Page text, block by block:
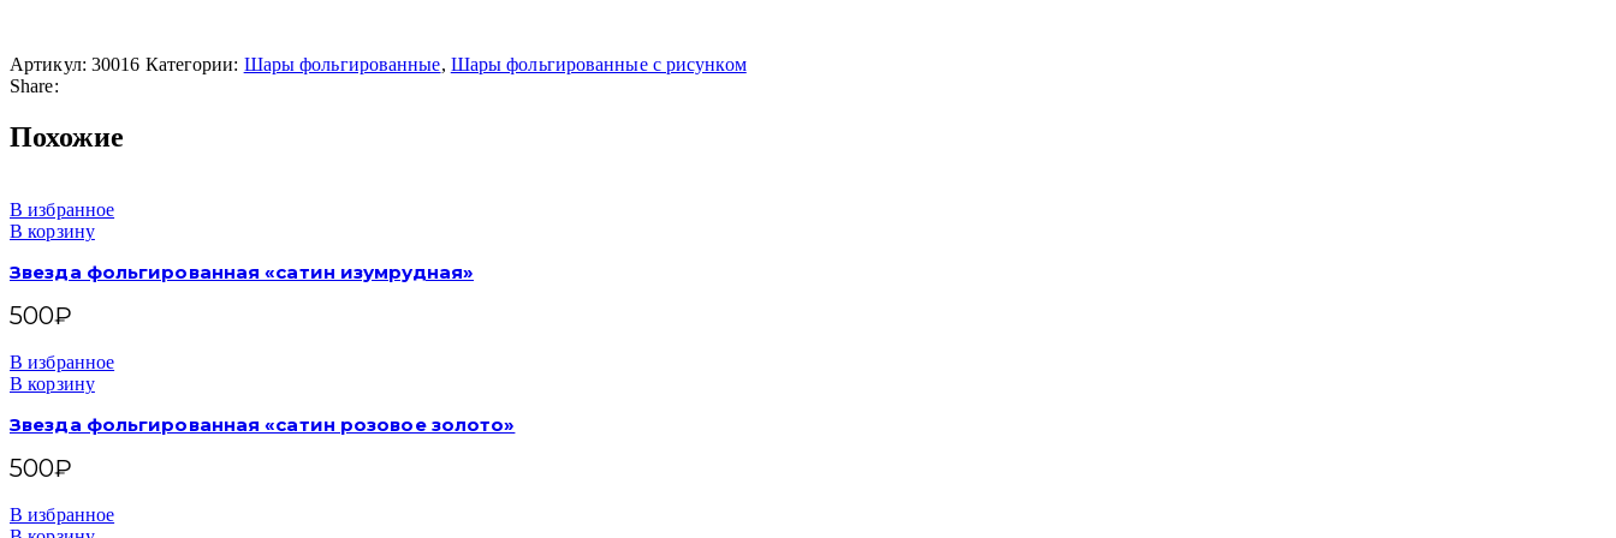
Артикул: 30016 Категории: Шары фольгированные, Шары фольгированные с рисунком
Share:
Похожие
В избранное
В корзину
Звезда фольгированная «сатин изумрудная»
500₽
В избранное
В корзину
Звезда фольгированная «сатин розовое золото»
500₽
В избранное